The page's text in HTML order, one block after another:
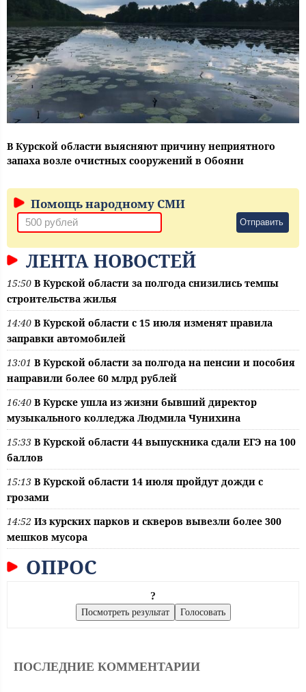
В Курской области выясняют причину неприятного
запаха возле очистных сооружений в Обояни
Помощь народному СМИ
Отправить
ЛЕНТА НОВОСТЕЙ
15:50 В Курской области за полгода снизились темпы
строительства жилья
14:40 В Курской области с 15 июля изменят правила
заправки автомобилей
13:01 В Курской области за полгода на пенсии и пособия
направили более 60 млрд рублей
16:40 В Курске ушла из жизни бывший директор
музыкального колледжа Людмила Чунихина
15:33 В Курской области 44 выпускника сдали ЕГЭ на 100
баллов
15:13 В Курской области 14 июля пройдут дожди с
грозами
14:52 Из курских парков и скверов вывезли более 300
мешков мусора
ОПРОС
?
ПОСЛЕДНИЕ КОММЕНТАРИИ